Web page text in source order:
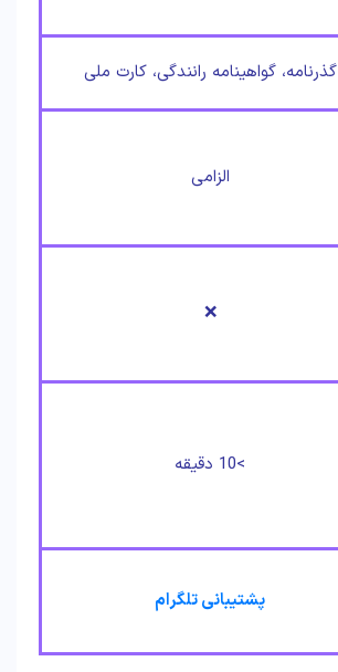
گذرنامه، گواهینامه رانندگی، کارت ملی
الزامی
❌
>10 دقیقه
پشتیبانی تلگرام